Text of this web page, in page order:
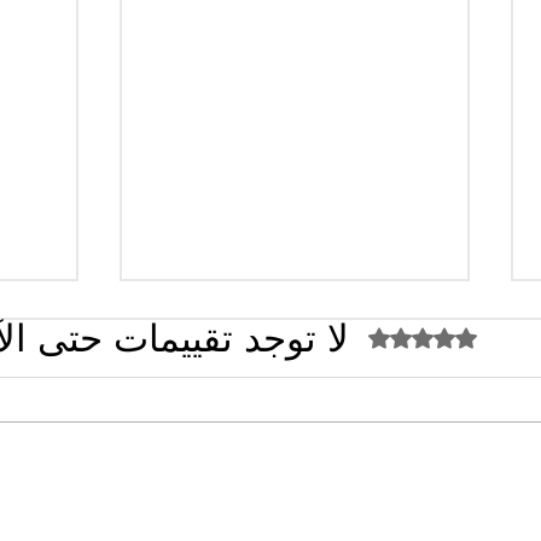
تم التقييم بـ 0 من أصل 5 نجوم. لا توجد تقييمات حتى